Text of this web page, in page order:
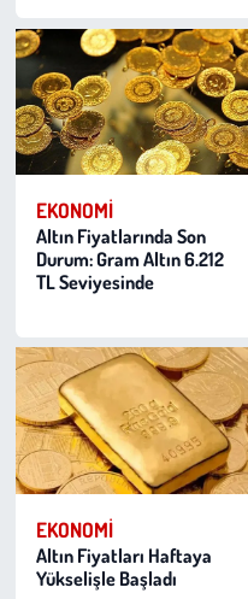
EKONOMI
Altın Fiyatlarında Son
Durum: Gram Altın 6.212
TL Seviyesinde
EKONOMI
Altın Fiyatları Haftaya
Yükselişle Başladı